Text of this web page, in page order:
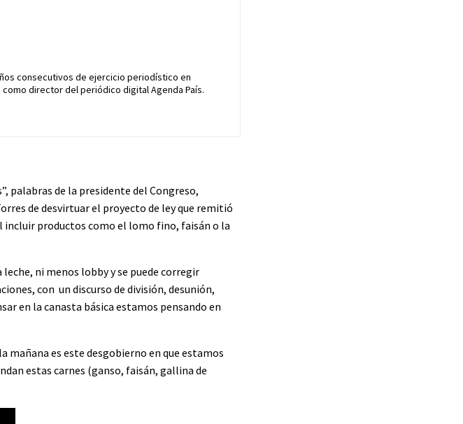
consecutivos de ejercicio periodístico en
director del periódico digital Agenda País.
palabras de la presidente del Congreso,
de desvirtuar el proyecto de ley que remitió
incluir productos como el lomo fino, faisán o la
ni menos lobby y se puede corregir
con un discurso de división, desunión,
en la canasta básica estamos pensando en
mañana es este desgobierno en que estamos
estas carnes (ganso, faisán, gallina de